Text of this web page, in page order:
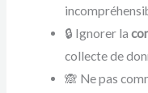
🔒 Ignorer la
collecte de
🙈 Ne pas